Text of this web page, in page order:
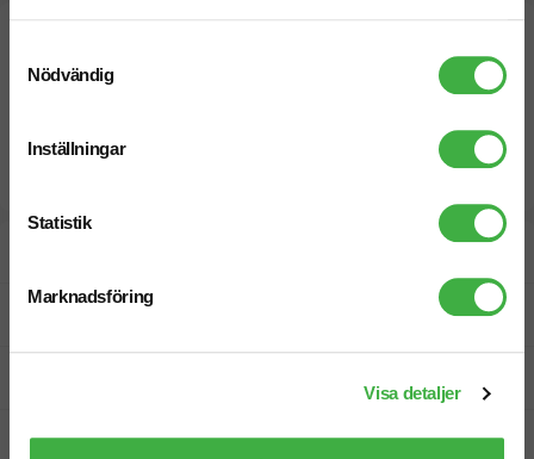
Nödvändig
Inställningar
Statistik
Marknadsföring
Visa detaljer
Snabb leverans